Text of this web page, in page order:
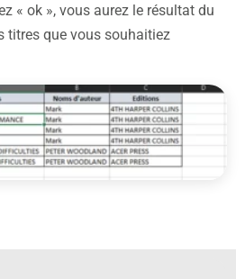
« ok », vous aurez le résultat du
titres que vous souhaitiez